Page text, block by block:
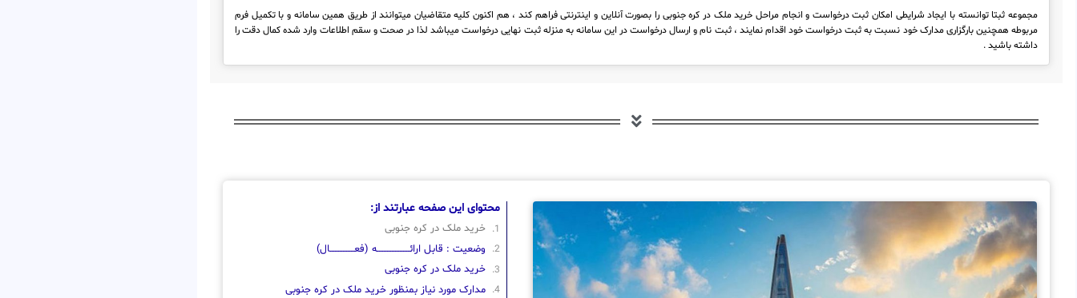
مجموعه ثبتا توانسته با ایجاد شرایطی امکان ثبت درخواست و انجام مراحل خرید ملک در کره جنوبی را بصورت آنلاین و اینترنتی فراهم کند ، هم اکنون کلیه متقاضیان میتوانند از طریق همین سامانه و با تکمیل فرم
مربوطه همچنین بارگزاری مدارک خود نسبت به ثبت درخواست خود اقدام نمایند ، ثبت نام و ارسال درخواست در این سامانه به منزله ثبت نهایی درخواست میباشد لذا در صحت و سقم اطلاعات وارد شده کمال دقت را
داشته باشید .
محتوای این صفحه عبارتند از:
خرید ملک در کره جنوبی
وضعیت : قابل ارائــــــــــــــــــــه (فعـــــــــــــــال)
خرید ملک در کره جنوبی
مدارک مورد نیاز بمنظور خرید ملک در کره جنوبی